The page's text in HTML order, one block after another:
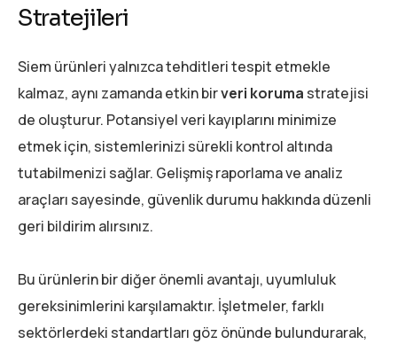
Stratejileri
Siem ürünleri yalnızca tehditleri tespit etmekle
kalmaz, aynı zamanda etkin birveri koruma stratejisi
de oluşturur. Potansiyel veri kayıplarını minimize
etmek için, sistemlerinizi sürekli kontrol altında
tutabilmenizi sağlar. Gelişmiş raporlama ve analiz
araçları sayesinde, güvenlik durumu hakkında düzenli
geri bildirim alırsınız.
Bu ürünlerin bir diğer önemli avantajı, uyumluluk
gereksinimlerini karşılamaktır. İşletmeler, farklı
sektörlerdeki standartları göz önünde bulundurarak,